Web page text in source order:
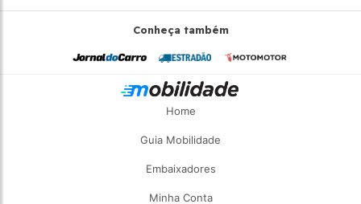
Conheça também
Home
Guia Mobilidade
Embaixadores
Minha Conta